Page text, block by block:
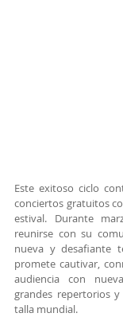
Este exitoso ciclo
conciertos gratuitos
estival. Durante
reunirse con su
nueva y desafiante
promete cautivar,
audiencia con
grandes repertorios
talla mundial.